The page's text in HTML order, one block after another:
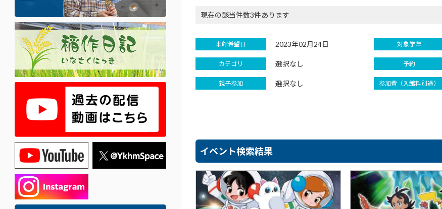
現在の該当件数3件あります
来館希望日 2023年02月24日
カテゴリ 選択なし
親子参加 選択なし
対象学年
予約
参加費（入館料別途）
イベント検索結果